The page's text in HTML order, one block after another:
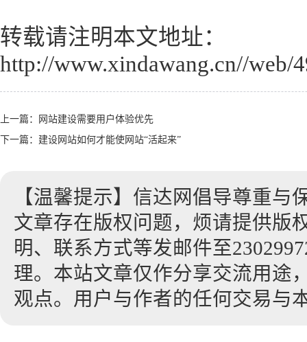
转载请注明本文地址：
http://www.xindawang.cn//web/
上一篇：
网站建设需要用户体验优先
下一篇： 建设网站如何才能使网站“活起来”
【温馨提示】信达网倡导尊重与
文章存在版权问题，烦请提供版
明、联系方式等发邮件至
理。本站文章仅作分享交流用途
观点。用户与作者的任何交易与